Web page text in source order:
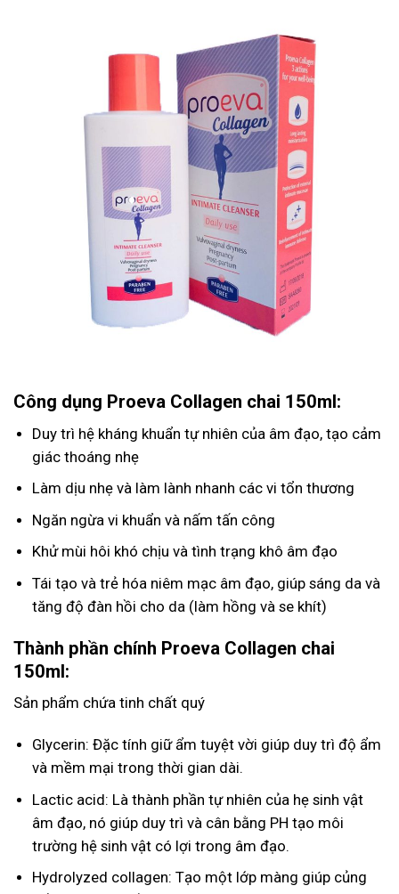
Công dụng Proeva Collagen chai 150ml:
Duy trì hệ kháng khuẩn tự nhiên của âm đạo, tạo cảm
giác thoáng nhẹ
Làm dịu nhẹ và làm lành nhanh các vi tổn thương
Ngăn ngừa vi khuẩn và nấm tấn công
Khử mùi hôi khó chịu và tình trạng khô âm đạo
Tái tạo và trẻ hóa niêm mạc âm đạo, giúp sáng da và
tăng độ đàn hồi cho da (làm hồng và se khít)
Thành phần chính Proeva Collagen chai
150ml:
Sản phẩm chứa tinh chất quý
Glycerin: Đặc tính giữ ẩm tuyệt vời giúp duy trì độ ẩm
và mềm mại trong thời gian dài.
Lactic acid: Là thành phần tự nhiên của hẹ sinh vật
âm đạo, nó giúp duy trì và cân bằng PH tạo môi
trường hệ sinh vật có lợi trong âm đạo.
Hydrolyzed collagen: Tạo một lớp màng giúp củng